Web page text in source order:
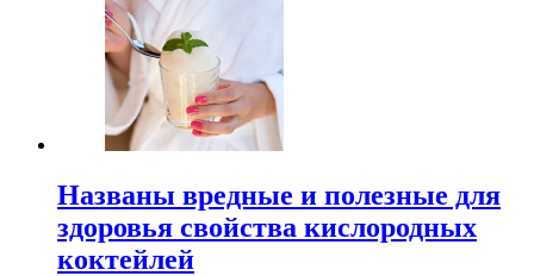
Названы вредные и полезные для
здоровья свойства кислородных
коктейлей